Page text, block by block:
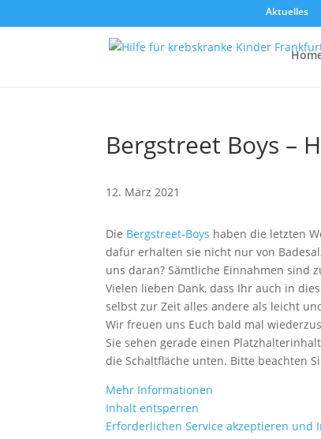
Aktuelles
Bergstreet Boys –
12. März 2021
Die Bergstreet-Boys haben die letzten
dafür erhalten sie nicht nur von
uns daran? Sämtliche Einnahmen sind
Vielen lieben Dank, dass Ihr auch in
selbst zur Zeit alles andere als leicht
Wir freuen uns Euch bald mal
Sie sehen gerade einen
die Schaltfläche unten. Bitte beachten
Mehr Informationen
Inhalt entsperren
Erforderlichen Service akzeptieren und